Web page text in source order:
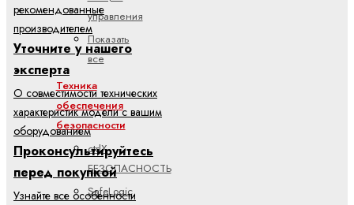
управления
Показать
все
Техника
обеспечения
безопасности
ctrlX
БЕЗОПАСНОСТЬ
SafeLogic
рекомендованные
производителем
Уточните у нашего
эксперта
О совместимости технических
характеристик модели с вашим
оборудованием
Проконсультируйтесь
перед покупкой
Узнайте все особенности